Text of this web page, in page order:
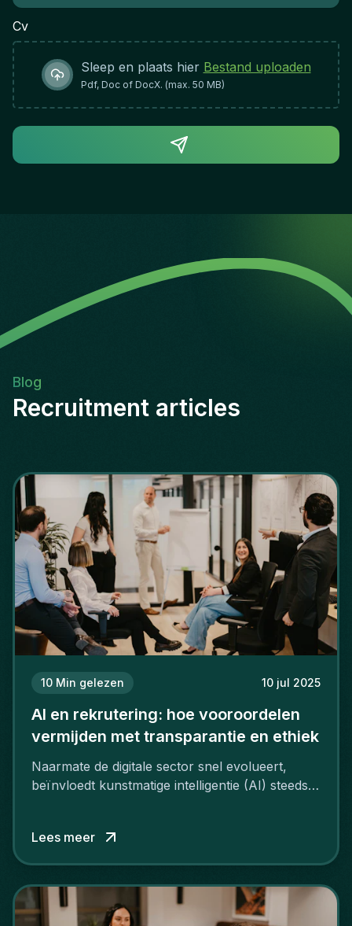
Cv
Sleep en plaats hier Bestand uploaden
Pdf, Doc of DocX. (max. 50 MB)
Blog
Recruitment articles
10 Min gelezen 10 jul 2025
AI en rekrutering: hoe vooroordelen
vermijden met transparantie en ethiek
Naarmate de digitale sector snel evolueert,
beïnvloedt kunstmatige intelligentie (AI) steeds
Lees meer